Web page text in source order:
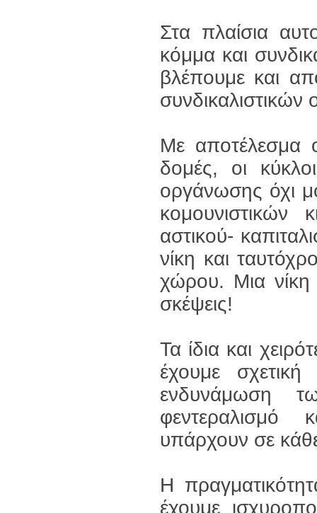
Στα πλαίσια
κόμμα και
βλέπουμε και
Με αποτέλεσμα
δομές, οι
οργάνωσης όχι
αστικού-
νίκη και
χώρου. Μια
σκέψεις!
Τα ίδια και
έχουμε
ενδυνάμωση
φεντεραλισμό
υπάρχουν σε
Η
έχουμε